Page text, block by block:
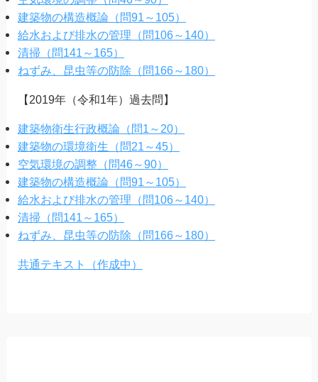
建築物の構造概論（問91～105）
給水および排水の管理（問106～140）
清掃（問141～165）
ねずみ、昆虫等の防除（問166～180）
【2019年（令和1年）過去問】
建築物衛生行政概論（問1～20）
建築物の環境衛生（問21～45）
空気環境の調整（問46～90）
建築物の構造概論（問91～105）
給水および排水の管理（問106～140）
清掃（問141～165）
ねずみ、昆虫等の防除（問166～180）
共通テキスト（作成中）